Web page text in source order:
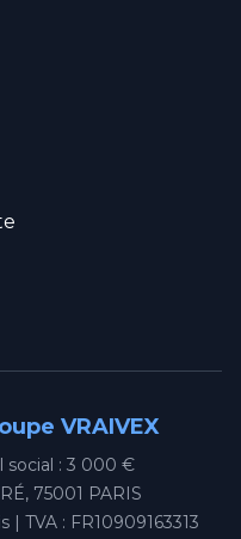
VRAIVEX
social : 3 000 €
75001 PARIS
| TVA : FR10909163313